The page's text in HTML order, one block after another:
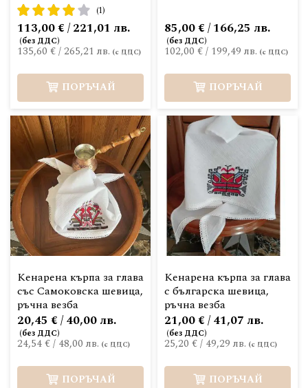
рейтинг:
80%
(1)
135,60 €/265,21 лв.
113,00 € / 221,01 лв.
ПОРЪЧАЙ
102,00 €/ 199,49 лв.
85,00 € / 166,25 лв.
ПОРЪЧАЙ
Кенарена кърпа за глава
със Самоковска шевица,
ръчна везба
24,54 €/ 48,00 лв.
20,45 € / 40,00 лв.
ПОРЪЧАЙ
Кенарена кърпа за глава
с българска шевица,
ръчна везба
25,20 €/ 49,29 лв.
21,00 € / 41,07 лв.
ПОРЪЧАЙ